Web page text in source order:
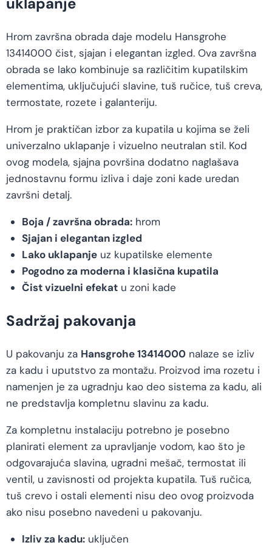
Hrom završna obrada daje modelu Hansgrohe
13414000 čist, sjajan i elegantan izgled. Ova završna
obrada se lako kombinuje sa različitim kupatilskim
elementima, uključujući slavine, tuš ručice, tuš creva,
termostate, rozete i galanteriju.
Hrom je praktičan izbor za kupatila u kojima se želi
univerzalno uklapanje i vizuelno neutralan stil. Kod
ovog modela, sjajna površina dodatno naglašava
jednostavnu formu izliva i daje zoni kade uredan
završni detalj.
Boja / završna obrada:hrom
Sjajan i elegantan izgled
Lako uklapanjeuz kupatilske elemente
Pogodno za moderna i klasična kupatila
Čist vizuelni efekatu zoni kade
Sadržaj pakovanja
U pakovanju za Hansgrohe 13414000 nalaze se izliv
za kadu i uputstvo za montažu. Proizvod ima rozetu i
namenjen je za ugradnju kao deo sistema za kadu, ali
ne predstavlja kompletnu slavinu za kadu.
Za kompletnu instalaciju potrebno je posebno
planirati element za upravljanje vodom, kao što je
odgovarajuća slavina, ugradni mešač, termostat ili
ventil, u zavisnosti od projekta kupatila. Tuš ručica,
tuš crevo i ostali elementi nisu deo ovog proizvoda
ako nisu posebno navedeni u pakovanju.
Izliv za kadu:uključen